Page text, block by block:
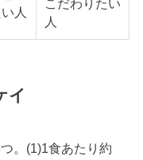
人
こだわりたい
人
イ
。(1)1食あたり約